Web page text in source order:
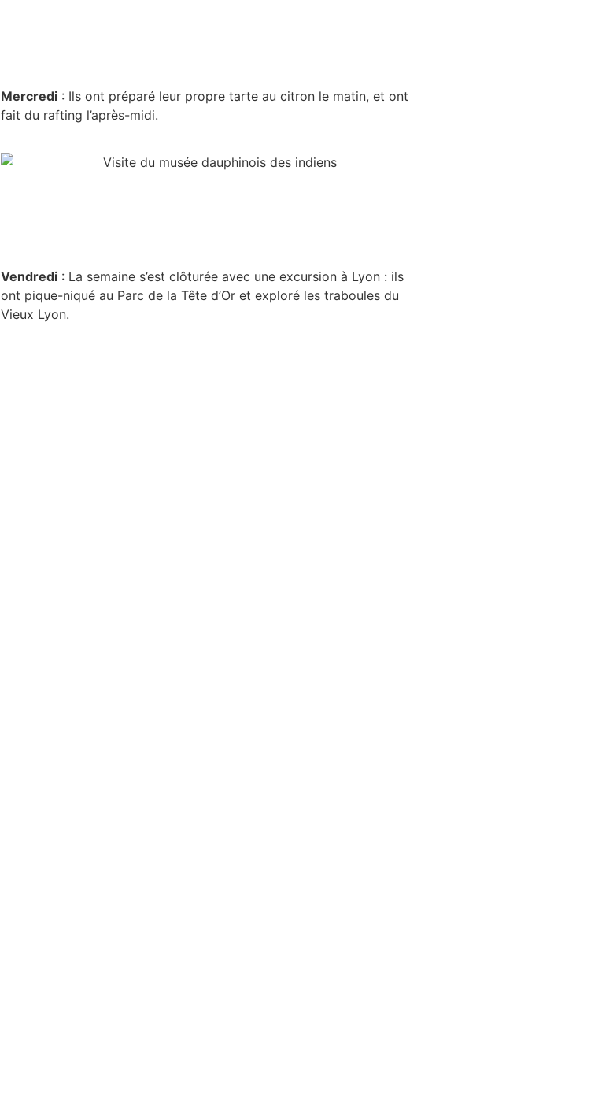
Mercredi : Ils ont préparé leur propre tarte au citron le matin, et ont
fait du rafting l’après-midi.
Vendredi : La semaine s’est clôturée avec une excursion à Lyon : ils
ont pique-niqué au Parc de la Tête d’Or et exploré les traboules du
Vieux Lyon.